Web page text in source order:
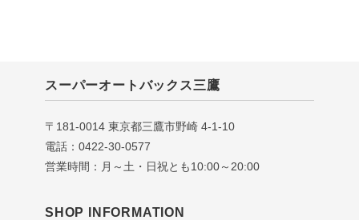
スーパーオートバックス三鷹
〒181-0014 東京都三鷹市野崎 4-1-10
電話：0422-30-0577
営業時間：月～土・日祝とも10:00～20:00
SHOP INFORMATION